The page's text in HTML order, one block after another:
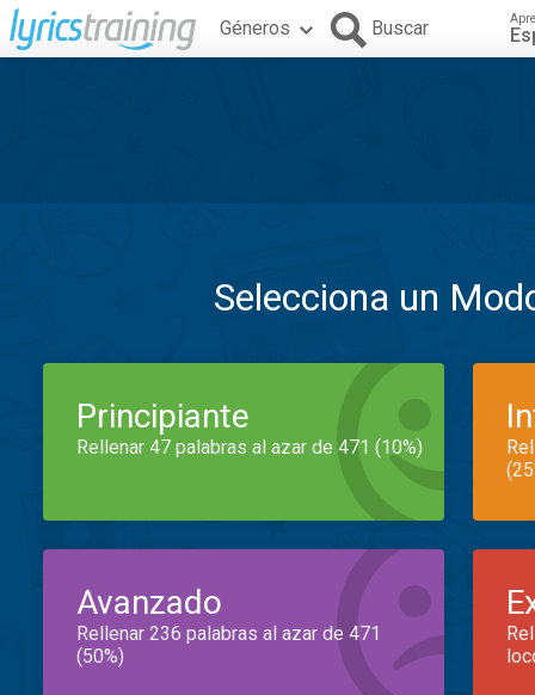
Géneros Buscar
Selecciona un
Principiante
Rellenar 47 palabras al azar de 471 (10%)
Avanzado
Rellenar 236 palabras al azar de 471
(50%)